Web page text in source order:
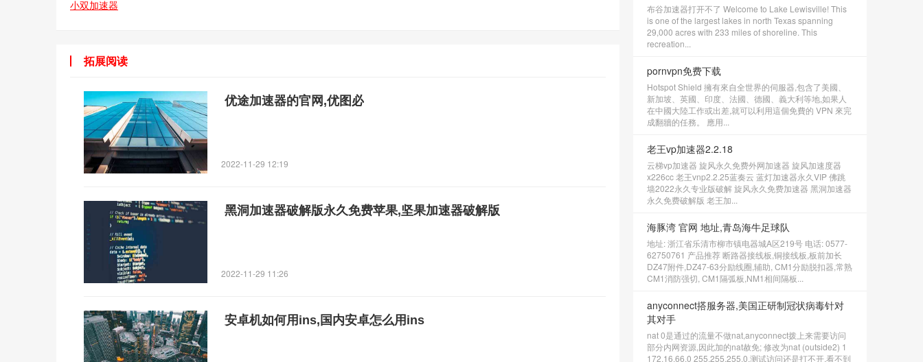
小双加速器
拓展阅读
优途加速器的官网,优图必
2022-11-29 12:19
黑洞加速器破解版永久免费苹果,坚果加速器破解版
2022-11-29 11:26
安卓机如何用ins,国内安卓怎么用ins
布谷加速器打开不了 Welcome to Lake Lewisville! This
is one of the largest lakes in north Texas spanning
29,000 acres with 233 miles of shoreline. This
recreation...
pornvpn免费下载
Hotspot Shield 擁有來自全世界的伺服器,包含了美國、
新加坡、英國、印度、法國、德國、義大利等地,如果人
在中國大陸工作或出差,就可以利用這個免費的 VPN 來完
成翻牆的任務。 應用...
老王vp加速器2.2.18
云梯vp加速器 旋风永久免费外网加速器 旋风加速度器
x226cc 老王vnp2.2.25蓝奏云 蓝灯加速器永久VIP 佛跳
墙2022永久专业版破解 旋风永久免费加速器 黑洞加速器
永久免费破解版 老王加...
海豚湾 官网 地址,青岛海牛足球队
地址: 浙江省乐清市柳市镇电器城A区219号 电话: 0577-
62750761 产品推荐 断路器接线板,铜接线板,板前加长
DZ47附件,DZ47-63分励线圈,辅助, CM1分励脱扣器,常熟
CM1消防强切, CM1隔弧板,NM1相间隔板...
anyconnect搭服务器,美国正研制冠状病毒针对
其对手
nat 0是通过的流量不做nat,anyconnect拨上来需要访问
部分内网资源,因此加的nat赦免; 修改为nat (outside2) 1
172.16.66.0 255.255.255.0,测试访问还是打不开,看不到